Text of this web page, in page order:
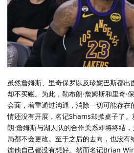
虽然詹姆斯、里奇保罗以及珍妮巴斯都出
却不买账。为此，勒布朗·詹姆斯和里奇·
会面，着重通过沟通，消除一切可能存在
情还没有开展，名记Shams却掀桌子了
朗·詹姆斯与湖人队的合作关系即将终结
局都不会更改。至于之后的去向，也没
连他自己都没有想好。然而名记Brian